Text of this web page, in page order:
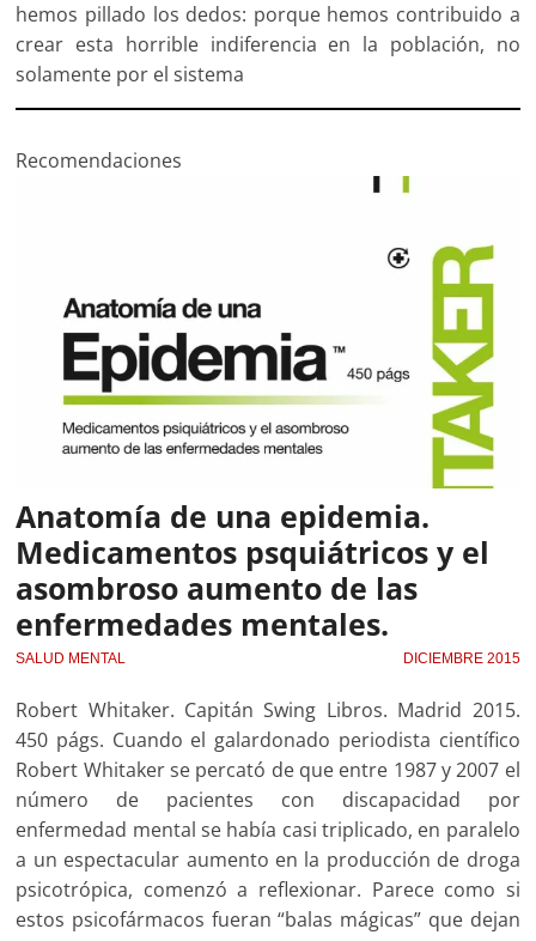
hemos pillado los dedos: porque hemos contribuido a
crear esta horrible indiferencia en la población, no
solamente por el sistema
Recomendaciones
Anatomía de una epidemia.
Medicamentos psquiátricos y el
asombroso aumento de las
enfermedades mentales.
SALUD MENTAL DICIEMBRE 2015
Robert Whitaker. Capitán Swing Libros. Madrid 2015.
450 págs. Cuando el galardonado periodista científico
Robert Whitaker se percató de que entre 1987 y 2007 el
número de pacientes con discapacidad por
enfermedad mental se había casi triplicado, en paralelo
a un espectacular aumento en la producción de droga
psicotrópica, comenzó a reflexionar. Parece como si
estos psicofármacos fueran “balas mágicas” que dejan